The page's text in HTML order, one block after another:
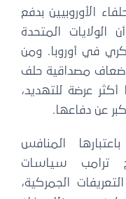
الأوروبيين بدفع
الولايات المتحدة
في أوروبا. ومن
إضعاف مصداقية حلف
عرضة للتهديد،
عن دفاعها.
المنافس
ترامب سياسات
الجمركية،